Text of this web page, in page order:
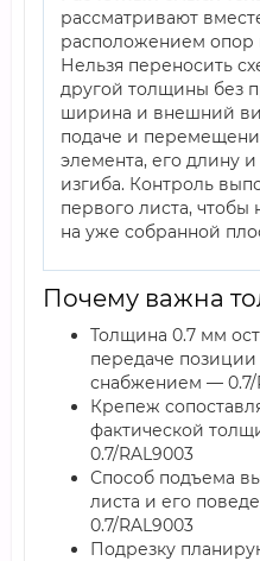
рассматривают
расположением опор
Нельзя переносить
другой толщины без
ширина и внешний
подаче и
элемента, его длину
изгиба. Контроль
первого листа,
на уже собранной
Почему важна
Толщина 0.7 мм
передаче
снабжением — 0.7/
Крепеж
фактической
0.7/RAL9003
Способ подъема
листа и его
0.7/RAL9003
Подрезку